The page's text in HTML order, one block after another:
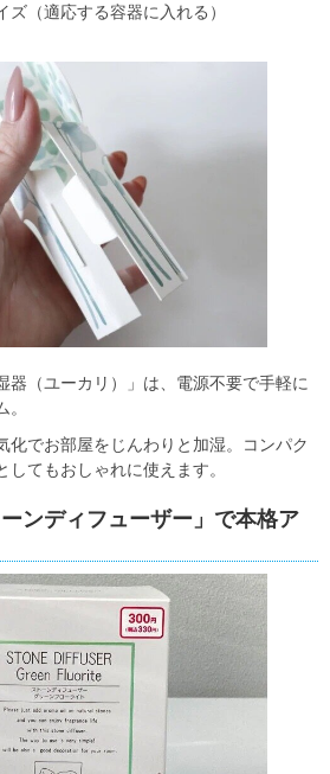
（適応する容器に入れる）
器（ユーカリ）」は、電源不要で手軽に
化でお部屋をじんわりと加湿。コンパク
してもおしゃれに使えます。
ンディフューザー」で本格ア